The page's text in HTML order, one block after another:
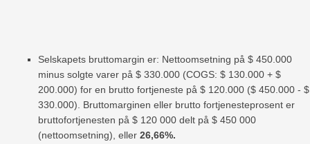
Selskapets bruttomargin er: Nettoomsetning på $ 450.000
minus solgte varer på $ 330.000 (COGS: $ 130.000 + $
200.000) for en brutto fortjeneste på $ 120.000 ($ 450.000 - $
330.000). Bruttomarginen eller brutto fortjenesteprosent er
bruttofortjenesten på $ 120 000 delt på $ 450 000
(nettoomsetning), eller 26,66%.